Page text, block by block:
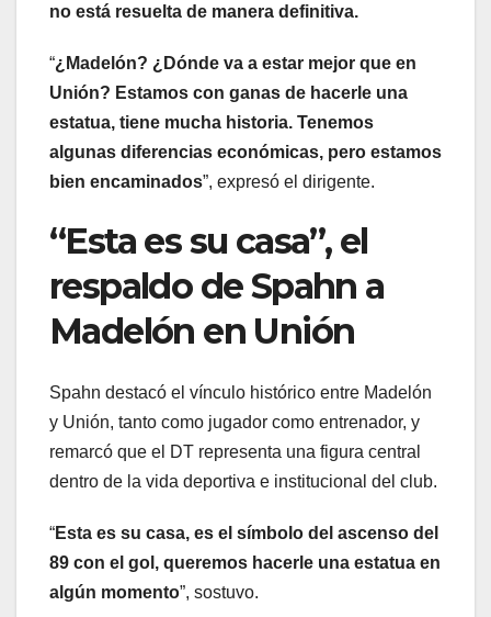
no está resuelta de manera definitiva.
“¿Madelón? ¿Dónde va a estar mejor que en
Unión? Estamos con ganas de hacerle una
estatua, tiene mucha historia. Tenemos
algunas diferencias económicas, pero estamos
bien encaminados”, expresó el dirigente.
“Esta es su casa”, el
respaldo de Spahn a
Madelón en Unión
Spahn destacó el vínculo histórico entre Madelón
y Unión, tanto como jugador como entrenador, y
remarcó que el DT representa una figura central
dentro de la vida deportiva e institucional del club.
“Esta es su casa, es el símbolo del ascenso del
89 con el gol, queremos hacerle una estatua en
algún momento”, sostuvo.